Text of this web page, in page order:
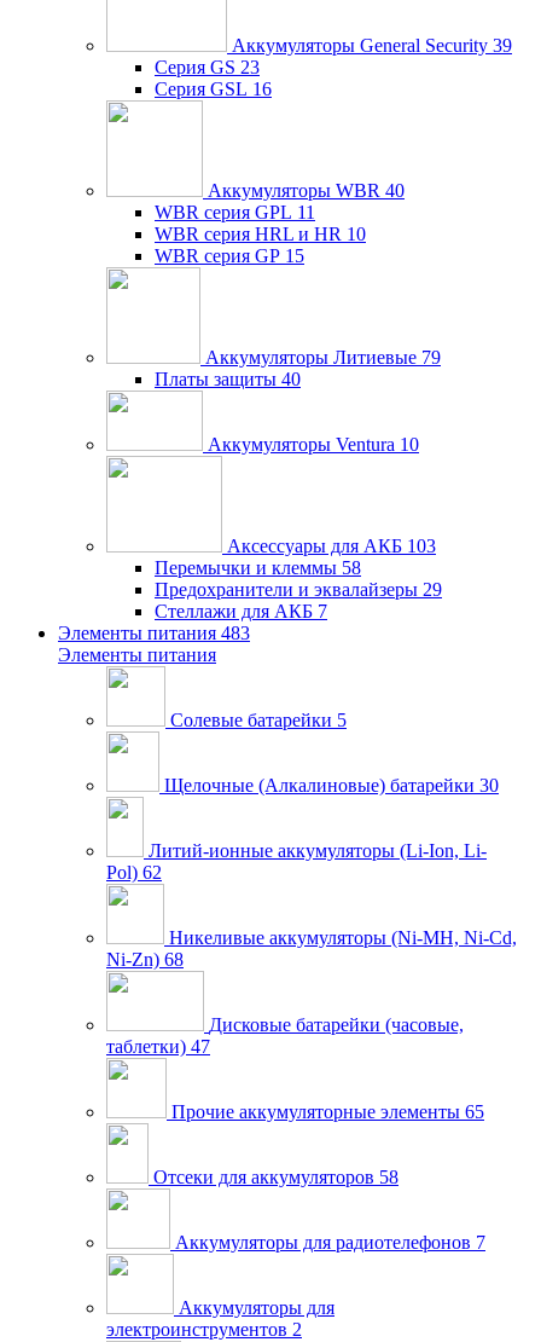
Аккумуляторы General Security 39
Серия GS 23
Серия GSL 16
Аккумуляторы WBR 40
WBR серия GPL 11
WBR серия HRL и HR 10
WBR серия GP 15
Аккумуляторы Литиевые 79
Платы защиты 40
Аккумуляторы Ventura 10
Аксессуары для АКБ 103
Перемычки и клеммы 58
Предохранители и эквалайзеры 29
Стеллажи для АКБ 7
Элементы питания 483
Элементы питания
Солевые батарейки 5
Щелочные (Алкалиновые) батарейки 30
Литий-ионные аккумуляторы (Li-Ion, Li-
Pol) 62
Никеливые аккумуляторы (Ni-MH, Ni-Cd,
Ni-Zn) 68
Дисковые батарейки (часовые,
таблетки) 47
Прочие аккумуляторные элементы 65
Отсеки для аккумуляторов 58
Аккумуляторы для радиотелефонов 7
Аккумуляторы для
электроинструментов 2